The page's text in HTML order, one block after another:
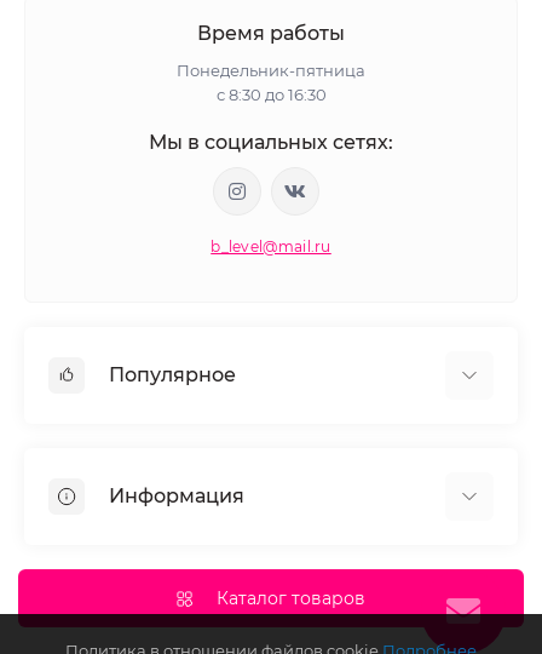
Время работы
Понедельник-пятница
с 8:30 до 16:30
Мы в социальных сетях:
b_level@mail.ru
Популярное
Моделирование ресниц и бровей
Депиляция
Информация
Документы сайта
Доставка и оплата
Каталог товаров